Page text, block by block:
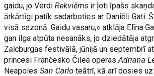
gaidu, jo VerdiRekviēms ir ļoti īpašs
ārkārtīgi patīk sadarboties ar Daniēli Gati.
visā sezonā. Gaidu vasaru,» atklāja Elīna
gan ilga atpūta nesanāks, jo dziedātāja
Zalcburgas festivālā, jūnijā un septembrī
princesi Frančesko Čilea operasAdriana
NeapolesSan Carlo teātrī, kā arī dosies uz